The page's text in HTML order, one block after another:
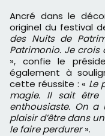
Ancré dans le
originel du festival
des Nuits de
Patrimonio. Je
», confie le
également à
cette réussite : « Le
magie. Il sait être
enthousiaste. On
plaisir d’être dans
le faire perdurer».